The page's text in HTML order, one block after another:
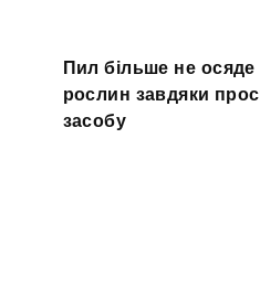
Пил більше не осяде
рослин завдяки
засобу